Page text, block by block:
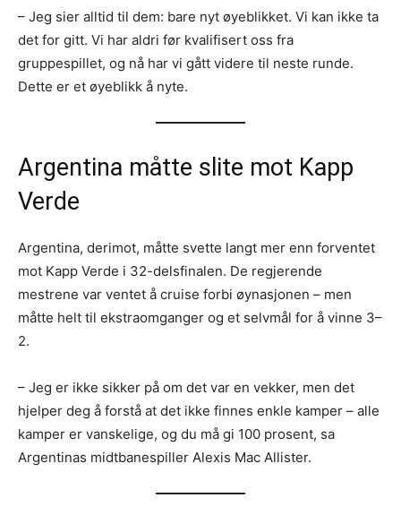
– Jeg sier alltid til dem: bare nyt øyeblikket. Vi kan ikke ta
det for gitt. Vi har aldri før kvalifisert oss fra
gruppespillet, og nå har vi gått videre til neste runde.
Dette er et øyeblikk å nyte.
Argentina måtte slite mot Kapp
Verde
Argentina, derimot, måtte svette langt mer enn forventet
mot Kapp Verde i 32-delsfinalen. De regjerende
mestrene var ventet å cruise forbi øynasjonen – men
måtte helt til ekstraomganger og et selvmål for å vinne 3–
2.
– Jeg er ikke sikker på om det var en vekker, men det
hjelper deg å forstå at det ikke finnes enkle kamper – alle
kamper er vanskelige, og du må gi 100 prosent, sa
Argentinas midtbanespiller Alexis Mac Allister.